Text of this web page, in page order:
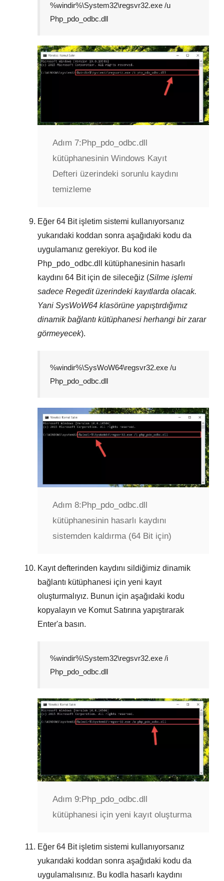
%windir%\System32\regsvr32.exe /u
Php_pdo_odbc.dll
Adım 7:Php_pdo_odbc.dll
kütüphanesinin Windows Kayıt
Defteri üzerindeki sorunlu kaydını
temizleme
Eğer 64 Bitişletim sistemi kullanıyorsanız
yukarıdaki koddan sonra aşağıdaki kodu da
uygulamanız gerekiyor. Bu kod ile
Php_pdo_odbc.dll
kütüphanesinin hasarlı
kaydını 64 Bitiçin de sileceğiz (Silme işlemi
sadece Regeditüzerindeki kayıtlarda olacak.
Yani SysWoW64 klasörüne yapıştırdığımız
dinamik bağlantı kütüphanesi herhangi bir zarar
görmeyecek).
%windir%\SysWoW64\regsvr32.exe /u
Php_pdo_odbc.dll
Adım 8:Php_pdo_odbc.dll
kütüphanesinin hasarlı kaydını
sistemden kaldırma (64 Bit için)
Kayıt defterinden kaydını sildiğimiz dinamik
bağlantı kütüphanesi için yeni kayıt
oluşturmalıyız. Bunun için aşağıdaki kodu
kopyalayın ve Komut Satırına yapıştırarak
Enter'a basın.
%windir%\System32\regsvr32.exe /i
Php_pdo_odbc.dll
Adım 9:Php_pdo_odbc.dll
kütüphanesi için yeni kayıt oluşturma
Eğer 64 Bitişletim sistemi kullanıyorsanız
yukarıdaki koddan sonra aşağıdaki kodu da
uygulamalısınız. Bu kodla hasarlı kaydını